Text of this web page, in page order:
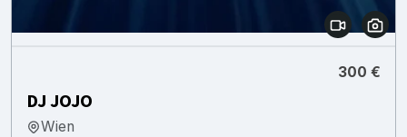
300 €
DJ JOJO
Wien